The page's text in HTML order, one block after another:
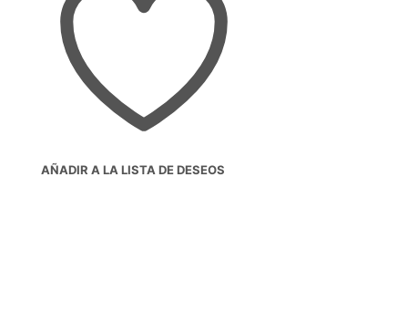
AÑADIR A LA LISTA DE DESEOS